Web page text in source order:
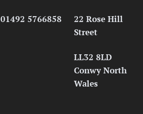
01492 5766858
22 Rose Hill
Street
LL32 8LD
Conwy North
Wales